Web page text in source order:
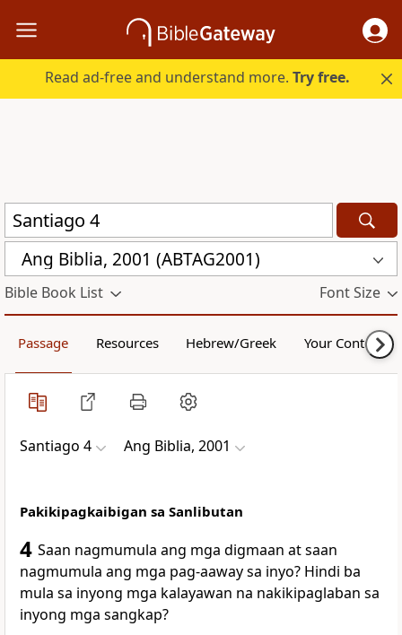
Read ad-free and understand more.Try free.
Ang Biblia, 2001 (ABTAG2001)
Bible Book List Font Size
Passage Resources Hebrew/Greek Your Content
Santiago 4 Ang Biblia, 2001
Pakikipagkaibigan sa Sanlibutan
4 Saan nagmumula ang mga digmaan at saan
nagmumula ang mga pag-aaway sa inyo? Hindi ba
mula sa inyong mga kalayawan na nakikipaglaban sa
inyong mga sangkap?